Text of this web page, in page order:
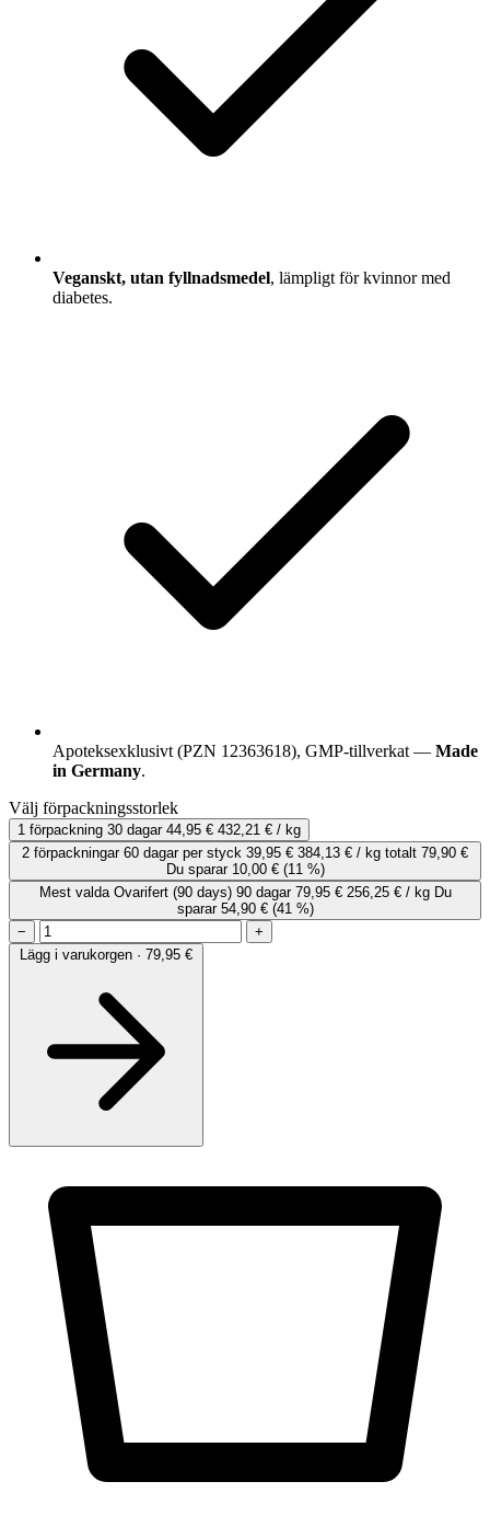
Veganskt, utan fyllnadsmedel, lämpligt för kvinnor med
diabetes.
Apoteksexklusivt (PZN 12363618), GMP-tillverkat — Made
in Germany.
Välj förpackningsstorlek
1 förpackning 30 dagar 44,95 € 432,21 € / kg
2 förpackningar 60 dagar per styck 39,95 € 384,13 € / kg totalt 79,90 €
Du sparar 10,00 € (11 %)
Mest valda Ovarifert (90 days) 90 dagar 79,95 € 256,25 € / kg Du
sparar 54,90 € (41 %)
−
+
Lägg i varukorgen · 79,95 €